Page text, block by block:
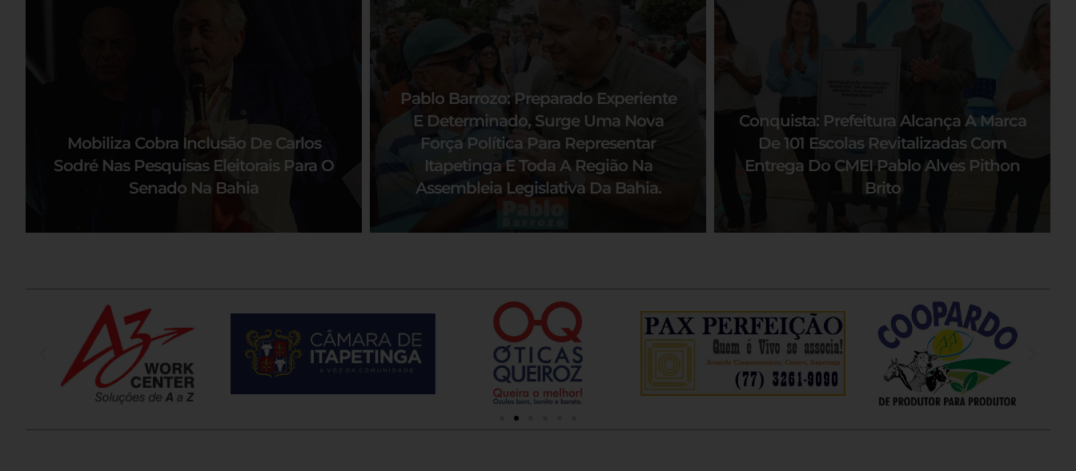
Mobiliza Cobra Inclusão De Carlos
Sodré Nas Pesquisas Eleitorais Para O
Senado Na Bahia
Pablo Barrozo: Preparado Experiente
E Determinado, Surge Uma Nova
Força Política Para Representar
Itapetinga E Toda A Região Na
Assembleia Legislativa Da Bahia.
Conquista: Prefeitura Alcança A Marca
De 101 Escolas Revitalizadas Com
Entrega Do CMEI Pablo Alves Pithon
Brito